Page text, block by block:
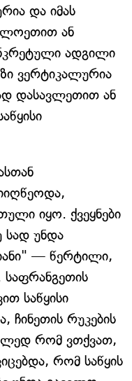
და იმას
ან
ადგილი
ვერტიკალურია
დასავლეთით ან
იყო. ქვეყნები
სად უნდა
— წერტილი,
საწყისი
ჩინეთის რუკების
რომ ვთქვათ,
რომ საწყის